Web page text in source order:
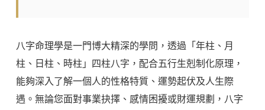
八字命理學是一門博大精深的學問，透過「年柱、月
柱、日柱、時柱」四柱八字，配合五行生剋制化原理，
能夠深入了解一個人的性格特質、運勢起伏及人生際
遇。無論您面對事業抉擇、感情困擾或財運規劃，八字